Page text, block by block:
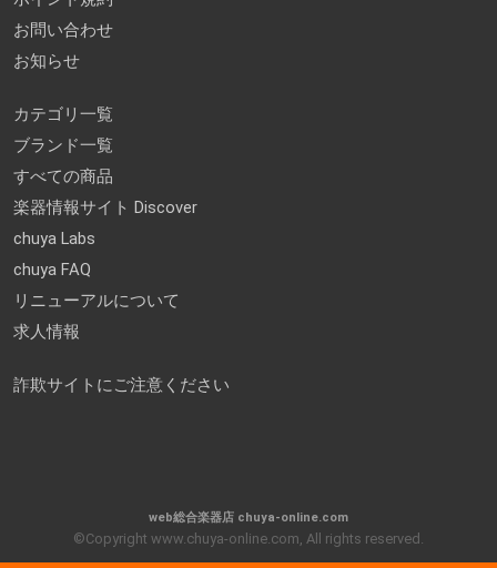
お問い合わせ
お知らせ
カテゴリ一覧
ブランド一覧
すべての商品
楽器情報サイト Discover
chuya Labs
chuya FAQ
リニューアルについて
求人情報
詐欺サイトにご注意ください
web総合楽器店 chuya-online.com
©Copyright www.chuya-online.com, All rights reserved.